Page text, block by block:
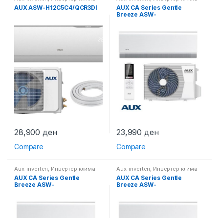
уреди,Клима уреди
AUX ASW-H12C5C4/QCR3DI
28,900 ден
Compare
уреди
AUX CА Series Gentle
Breeze ASW-
23,990 ден
Compare
Aux-inverteri, Инвертер клима
уреди
AUX CА Series Gentle
Breeze ASW-
Aux-inverteri, Инвертер клима
уреди
AUX CА Series Gentle
Breeze ASW-